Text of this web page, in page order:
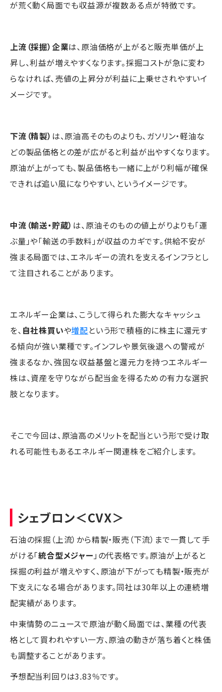
が荒く動く局面でも収益源が複数ある点が特徴です。
上流（採掘）企業は、原油価格が上がると販売単価が上
昇し、利益が増えやすくなります。採掘コストが急に変わ
らなければ、売値の上昇分が利益に上乗せされやすいイ
メージです。
下流（精製） は、原油高そのものよりも、ガソリン・軽油な
どの製品価格との差が広がると利益が出やすくなります。
原油が上がっても、製品価格も一緒に上がり利幅が確保
できれば追い風になりやすい、というイメージです。
中流（輸送・貯蔵） は、原油そのものの値上がりよりも「運
ぶ量」や「輸送の手数料」が収益のカギです。供給不安が
強まる局面では、エネルギーの流れを支えるインフラとし
て注目されることがあります。
エネルギー企業は、こうして得られた膨大なキャッシュ
を、 自社株買いや増配という形で積極的に株主に還元す
る傾向が強い業種です。インフレや景気後退への警戒が
強まるなか、強固な収益基盤と還元力を持つエネルギー
株は、資産を守りながら配当金を得るための有力な選択
肢となります。
そこで今回は、原油高のメリットを配当という形で受け取
れる可能性もあるエネルギー関連株をご紹介します。
シェブロン＜CVX＞
石油の採掘（上流）から精製・販売（下流）まで一貫して手
がける「統合型メジャー 」の代表格です。原油が上がると
採掘の利益が増えやすく、原油が下がっても精製・販売が
下支えになる場合があります。同社は30年以上の連続増
配実績があります。
中東情勢のニュースで原油が動く局面では、業種の代表
格として買われやすい一方、原油の動きが落ち着くと株価
も調整することがあります。
予想配当利回りは3.83％です。